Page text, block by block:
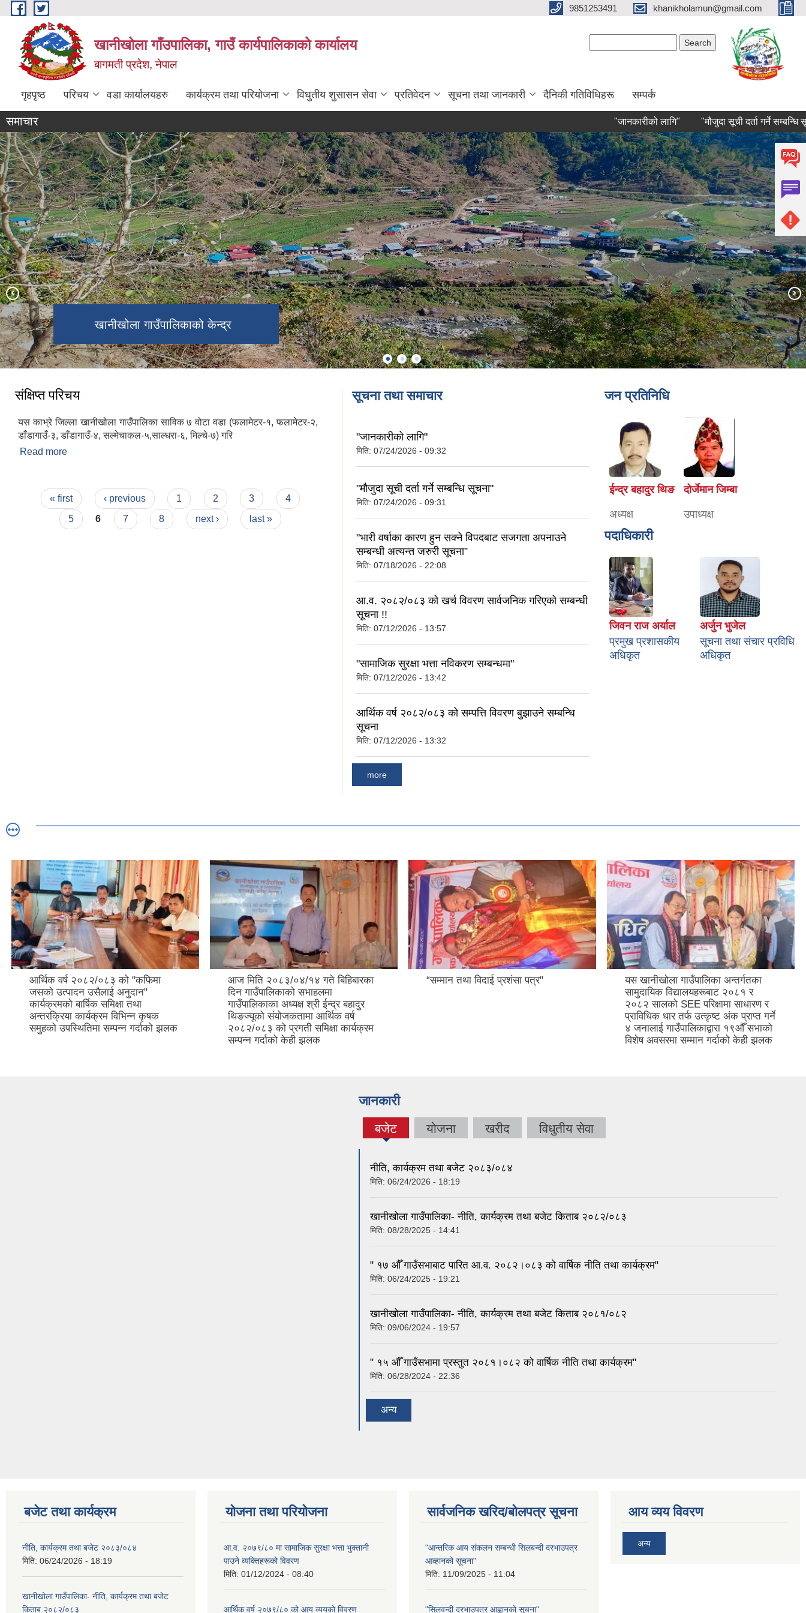
Skip to main content 9851253491 khanikholamun@gmail.com
खानीखोला गाँउपालिका, गाउँ कार्यपालिकाको कार्यालय
बागमती प्रदेश, नेपाल
गृहपृष्ठ परिचय वडा कार्यालयहरु कार्यक्रम तथा परियोजना विधुतीय शुसासन सेवा प्रतिवेदन सूचना तथा जानकारी दैनिकी गतिविधिहरू सम्पर्क
समाचार "जानकारीको लागि" "मौजुदा सूची दर्ता गर्ने सम्बन्धि सूचना"
खानीखोला गाउँपालिकाको केन्द्र
खानीखोला गाउँपालिकाको पुरा दृश्य
खानीखोला गाउँपालिका वडा नं. २ स्थित
भिमसेनथान मन्दिर
संक्षिप्त परिचय
यस काभ्रे जिल्ला खानीखोला गाउँपालिका साविक ७ वोटा वडा (फलामेटर-१, फलामेटर-२,
डाँडागाउँ-३, डाँडागाउँ-४, सल्मेचाकल-५,साल्धरा-६, मिल्चे-७) गरि
Read more
Pages
« first ‹ previous 1 2 3
4
5
6 7 8 next › last »
सूचना तथा समाचार
"जानकारीको लागि"
मिति: 07/24/2026 - 09:32
"मौजुदा सूची दर्ता गर्ने सम्बन्धि सूचना"
मिति: 07/24/2026 - 09:31
"भारी वर्षाका कारण हुन सक्ने विपदबाट सजगता अपनाउने
सम्बन्धी अत्यन्त जरुरी सूचना”
मिति: 07/18/2026 - 22:08
आ.व. २०८२/०८३ को खर्च विवरण सार्वजनिक गरिएको सम्बन्धी
सूचना !!
मिति: 07/12/2026 - 13:57
"सामाजिक सुरक्षा भत्ता नविकरण सम्बन्धमा"
मिति: 07/12/2026 - 13:42
आर्थिक वर्ष २०८२/०८३ को सम्पत्ति विवरण बुझाउने सम्बन्धि
सूचना
मिति: 07/12/2026 - 13:32
more
जन प्रतिनिधि
ईन्द्र बहादुर थिङ
अध्यक्ष
दोर्जेमान जिम्बा
उपाध्यक्ष
पदाधिकारी
जिवन राज अर्याल
प्रमुख प्रशासकीय
अधिकृत
अर्जुन भुजेल
सूचना तथा संचार प्रविधि
अधिकृत
आर्थिक वर्ष २०८२/०८३ को "कफिमा
जसको उत्पादन उसैलाई अनुदान"
कार्यक्रमको बार्षिक समिक्षा तथा
अन्तरक्रिया कार्यक्रम विभिन्न कृषक
समुहको उपस्थितिमा सम्पन्न गर्दाको झलक
आज मिति २०८३/०४/१४ गते बिहिबारका
दिन गाउँपालिकाको सभाहलमा
गाउँपालिकाका अध्यक्ष श्री ईन्द्र बहादुर
थिङज्यूको संयोजकतामा आर्थिक वर्ष
२०८२/०८३ को प्रगती समिक्षा कार्यक्रम
सम्पन्न गर्दाको केही झलक
“सम्मान तथा विदाई प्रशंसा पत्र"
यस खानीखोला गाउँपालिका अन्तर्गतका
सामुदायिक विद्यालयहरूबाट २०८१ र
२०८२ सालको SEE परिक्षामा साधारण र
प्राविधिक धार तर्फ उत्कृष्ट अंक प्राप्त गर्ने
४ जनालाई गाउँपालिकाद्वारा १९औँ सभाको
विशेष अवसरमा सम्मान गर्दाको केही झलक
जानकारी
बजेट
(active
योजना खरीद विधुतीय सेवा
नीति, कार्यक्रम तथा बजेट २०८३/०८४
मिति: 06/24/2026 - 18:19
खानीखोला गाउँपालिका- नीति, कार्यक्रम तथा बजेट किताब २०८२/०८३
मिति: 08/28/2025 - 14:41
" १७ औँ गाउँसभाबाट पारित आ.व. २०८२।०८३ को वार्षिक नीति तथा कार्यक्रम"
मिति: 06/24/2025 - 19:21
खानीखोला गाउँपालिका- नीति, कार्यक्रम तथा बजेट किताब २०८१/०८२
मिति: 09/06/2024 - 19:57
" १५ औँ गाउँसभामा प्रस्तुत २०८१।०८२ को वार्षिक नीति तथा कार्यक्रम"
मिति: 06/28/2024 - 22:36
अन्य
बजेट तथा कार्यक्रम
नीति, कार्यक्रम तथा बजेट २०८३/०८४
मिति: 06/24/2026 - 18:19
खानीखोला गाउँपालिका- नीति, कार्यक्रम तथा बजेट
किताब २०८२/०८३
योजना तथा परियोजना
आ.व. २०७९/८० मा सामाजिक सुरक्षा भत्ता भुक्तानी
पाउने व्यक्तिहरूको विवरण
मिति: 01/12/2024 - 08:40
आर्थिक वर्ष २०७९/८० को आय व्ययको विवरण
सार्वजनिक खरिद/बोलपत्र सूचना
"आन्तरिक आय संकलन सम्बन्धी सिलबन्दी दरभाउपत्र
आव्हानको सूचना"
मिति: 11/09/2025 - 11:04
"सिलवन्दी दरभाउपत्र आह्वानको सूचना"
आय व्यय विवरण
अन्य